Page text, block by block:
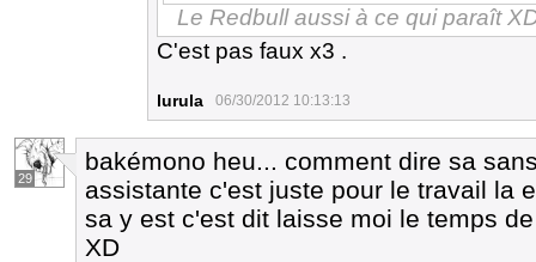
Le Redbull aussi à ce qui paraît
C'est pas faux x3 .
lurula 06/30/2012 10:13:13
29
bakémono heu... comment dire sa
assistante c'est juste pour le travail la
sa y est c'est dit laisse moi le temps
XD